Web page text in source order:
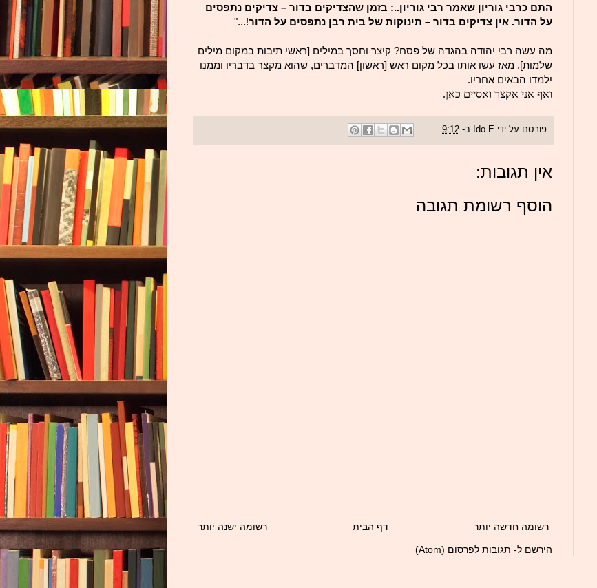
התם כרבי גוריון שאמר רבי גוריון..: בזמן שהצדיקים בדור – צדיקים נתפסים
על הדור. אין צדיקים בדור – תינוקות של בית רבן נתפסים על הדור!..."
מה עשה רבי יהודה בהגדה של פסח? קיצר וחסך במילים [ראשי תיבות במקום מילים
שלמות]. מאז עשו אותו בכל מקום ראש [ראשון] המדברים, שהוא מקצר בדבריו וממנו
ילמדו הבאים אחריו.
ואף אני אקצר ואסיים כאן.
פורסם על ידי Ido E ב- 9:12
אין תגובות:
הוסף רשומת תגובה
רשומה חדשה יותר רשומה ישנה יותר דף הבית
הירשם ל- תגובות לפרסום (Atom)